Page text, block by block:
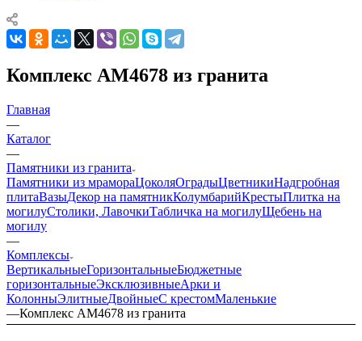
Комплекс AM4678 из гранита
Главная
—
Каталог
—
Памятники из гранита
Памятники из мрамораЦоколяОградыЦветникиНадгробная
плитаВазыДекор на памятникКолумбарийКрестыПлитка на
могилуСтолики, ЛавочкиТабличка на могилуЩебень на
могилу
—
Комплексы
ВертикальныеГоризонтальныеБюджетные
горизонтальныеЭксклюзивныеАрки и
КолонныЭлитныеДвойныеС крестомМаленькие
—Комплекс AM4678 из гранита